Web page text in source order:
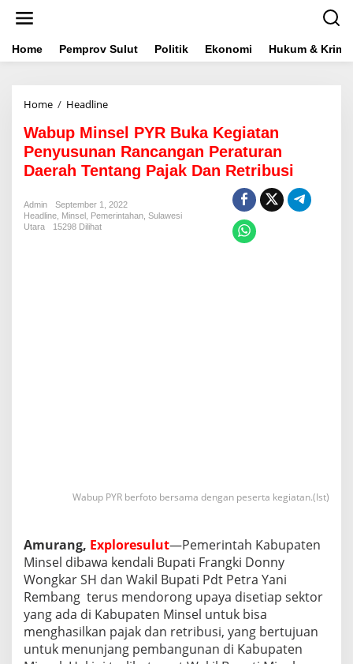
t
Home Pemprov Sulut Politik Ekonomi Hukum &
Home / Headline
b
u
p
M
n
s
n
s
u
a
n
R
a
n
c
Wabup Minsel PYR Buka Kegiatan
Penyusunan Rancangan Peraturan
Daerah Tentang Pajak Dan Retribusi
Admin
September 1, 2022
Headline Minsel Pemerintahan Sulawesi
Utara
15298 Dilihat
Wabup PYR berfoto bersama dengan peserta kegiatan.(Ist)
Amurang, Exploresulut—Pemerintah Kabupaten
Minsel dibawa kendali Bupati Frangki Donny
Wongkar SH dan Wakil Bupati Pdt Petra Yani
Rembang terus mendorong upaya disetiap sektor
yang ada di Kabupaten Minsel untuk bisa
menghasilkan pajak dan retribusi, yang bertujuan
untuk menunjang pembangunan di Kabupaten